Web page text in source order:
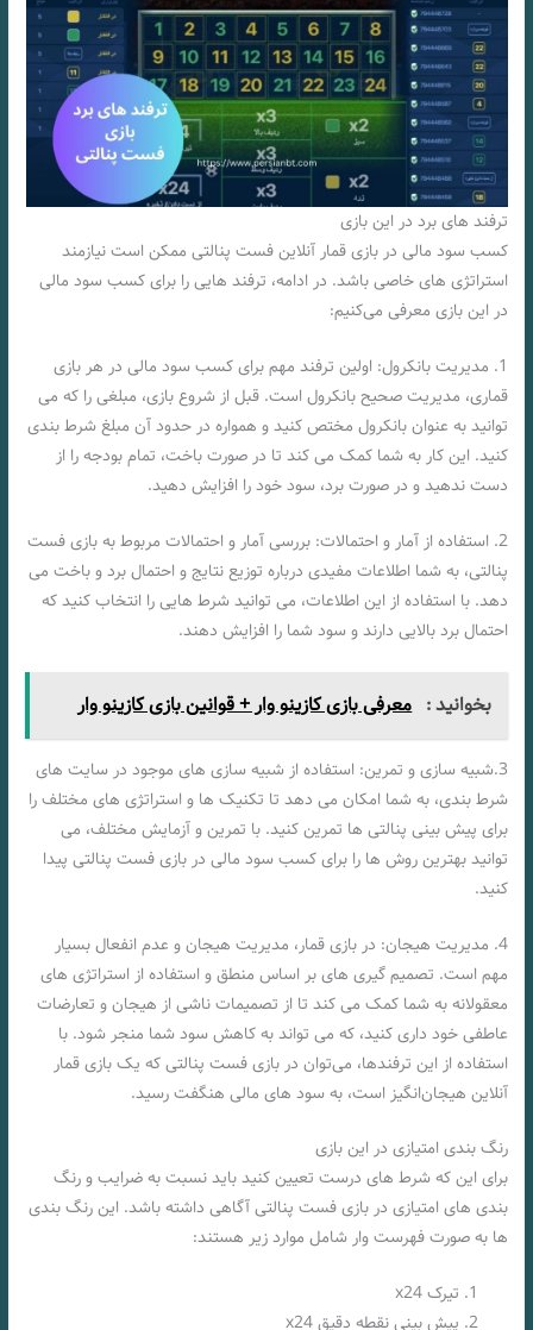
ترفند های برد در این بازی
کسب سود مالی در بازی قمار آنلاین فست پنالتی ممکن است نیازمند
استراتژی‌ های خاصی باشد. در ادامه، ترفند هایی را برای کسب سود مالی
در این بازی معرفی می‌کنیم:
1. مدیریت بانکرول: اولین ترفند مهم برای کسب سود مالی در هر بازی
قماری، مدیریت صحیح بانکرول است. قبل از شروع بازی، مبلغی را که می‌
توانید به عنوان بانکرول مختص کنید و همواره در حدود آن مبلغ شرط بندی
کنید. این کار به شما کمک می‌ کند تا در صورت باخت، تمام بودجه را از
دست ندهید و در صورت برد، سود خود را افزایش دهید.
2. استفاده از آمار و احتمالات: بررسی آمار و احتمالات مربوط به بازی فست
پنالتی، به شما اطلاعات مفیدی درباره توزیع نتایج و احتمال برد و باخت می‌
دهد. با استفاده از این اطلاعات، می‌ توانید شرط‌ هایی را انتخاب کنید که
احتمال برد بالایی دارند و سود شما را افزایش دهند.
بخوانید : معرفی بازی کازینو وار + قوانین بازی کازینو وار
3.شبیه‌ سازی و تمرین: استفاده از شبیه‌ سازی‌ های موجود در سایت‌ های
شرط بندی، به شما امکان می‌ دهد تا تکنیک‌ ها و استراتژی‌ های مختلف را
برای پیش بینی پنالتی‌ ها تمرین کنید. با تمرین و آزمایش مختلف، می‌
توانید بهترین روش‌ ها را برای کسب سود مالی در بازی فست پنالتی پیدا
کنید.
4. مدیریت هیجان: در بازی قمار، مدیریت هیجان و عدم انفعال بسیار
مهم است. تصمیم‌ گیری‌ های بر اساس منطق و استفاده از استراتژی‌ های
معقولانه به شما کمک می‌ کند تا از تصمیمات ناشی از هیجان و تعارضات
عاطفی خود داری کنید، که می‌ تواند به کاهش سود شما منجر شود. با
استفاده از این ترفندها، می‌توان در بازی فست پنالتی که یک بازی قمار
آنلاین هیجان‌انگیز است، به سود های مالی هنگفت رسید.
رنگ بندی امتیازی در این بازی
برای این که شرط های درست تعیین کنید باید نسبت به ضرایب و رنگ
بندی های امتیازی در بازی فست پنالتی آگاهی داشته باشد. این رنگ بندی
ها به صورت فهرست وار شامل موارد زیر هستند:
تیرک x24
پیش بینی نقطه دقیق x24